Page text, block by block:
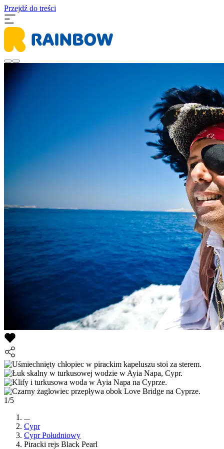
Przejdź do treści
1/5
...
Cypr
Cypr Południowy
Piracki rejs Black Pearl